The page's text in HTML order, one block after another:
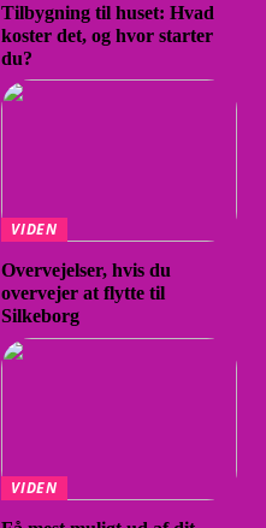
Tilbygning til huset: Hvad
koster det, og hvor starter
du?
VIDEN
Overvejelser, hvis du
overvejer at flytte til
Silkeborg
VIDEN